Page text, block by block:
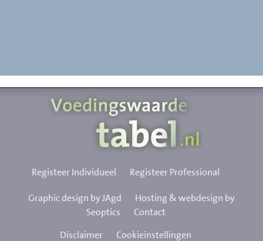
Registeer Individueel Registeer Professional
Graphic design by JAgd
Hosting & webdesign by
Seoptics
Contact
Disclaimer
Cookieinstellingen